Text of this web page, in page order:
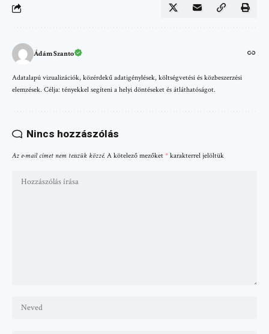
Ádám Szanto
Adatalapú vizualizációk, közérdekű adatigénylések, költségvetési és közbeszerzési
elemzések. Célja: tényekkel segíteni a helyi döntéseket és átláthatóságot.
Nincs hozzászólás
Az e-mail címet nem tesszük közzé. A kötelező mezőket * karakterrel jelöltük